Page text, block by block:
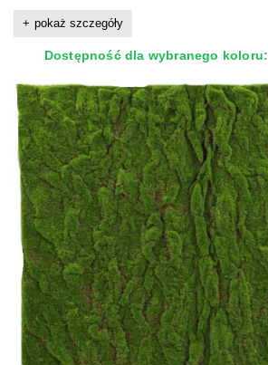
pokaż szczegóły
Dostępność dla wybranego koloru: